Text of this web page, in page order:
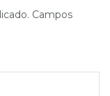
Campos